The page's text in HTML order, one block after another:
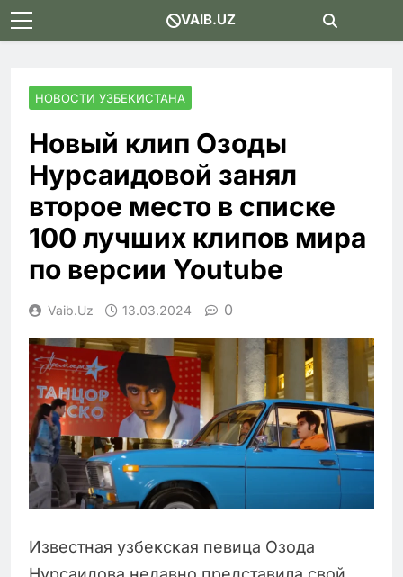
Skip
to
VAIB.UZ
НОВОСТИ УЗБЕКИСТАНА
Новый клип Озоды
Нурсаидовой занял
второе место в списке
100 лучших клипов мира
по версии Youtube
Vaib.uz 13.03.2024 0
Известная узбекская певица Озода